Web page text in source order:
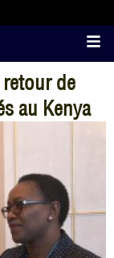
de
au Kenya